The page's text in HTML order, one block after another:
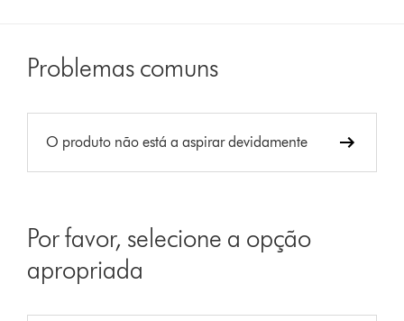
Problemas comuns
O produto não está a aspirar devidamente
Por favor, selecione a opção
apropriada